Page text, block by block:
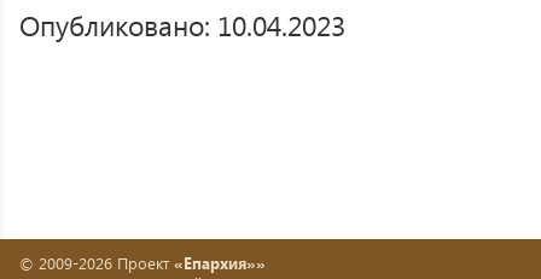
Опубликовано: 10.04.2023
© 2009-2026 Проект «Епархия»»